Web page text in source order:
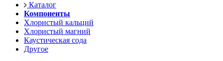
Каталог
Компоненты
Хлористый кальций
Хлористый магний
Каустическая сода
Другое